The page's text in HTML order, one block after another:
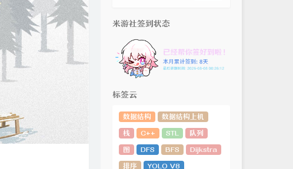
米游社签到状态
标签云
数据结构
数据结构上机
栈
C++ STL
队列
图
DFS BFS
Dijkstra
排序
YOLO V8